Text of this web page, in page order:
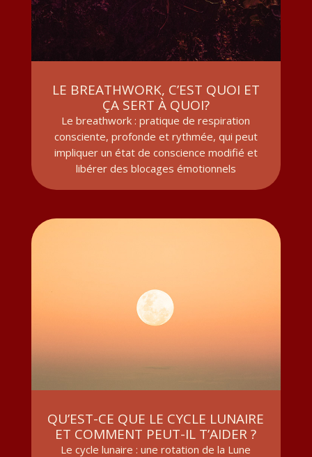
LE BREATHWORK, C’EST QUOI ET
ÇA SERT À QUOI?
Le breathwork : pratique de respiration
consciente, profonde et rythmée, qui peut
impliquer un état de conscience modifié et
libérer des blocages émotionnels
QU’EST-CE QUE LE CYCLE LUNAIRE
ET COMMENT PEUT-IL T’AIDER ?
Le cycle lunaire : une rotation de la Lune